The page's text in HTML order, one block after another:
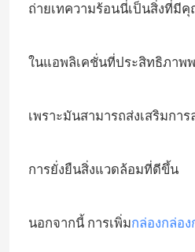
ถ่ายเทความร้อนนี่เป็นสิ่งที่มี
ในแอพลิเคชั่นที่ประสิทธิภาพ
เพราะมันสามารถส่งเสริมกา
การยั่งยืนสิ่งแวดล้อมที่ดีขึ้น
นอกจากนี้ การเพิ่มกล่องกล่อง